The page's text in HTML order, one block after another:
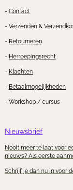
- Contact
- Verzenden &
- Retourneren
- Herroepingsrecht
- Klachten
- Betaalmogelijkheden
- Workshop / cursus
Nieuwsbrief
Nooit meer te laat voor
nieuws? Als eerste
Schrijf je dan nu in voor